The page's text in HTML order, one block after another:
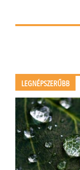
LEGNÉPSZERŰBB